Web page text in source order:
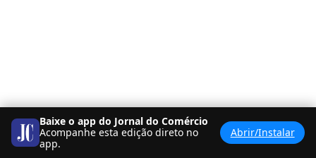
Baixe o app do Jornal do Comércio
Acompanhe esta edição direto no
app.
Abrir/Instalar